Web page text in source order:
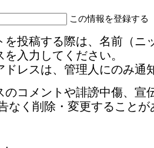
この情報を登録する
を投稿する際は、名前（ニ
を入力してください。
ドレスは、管理人にのみ通
のコメントや誹謗中傷、宣
なく削除・変更することが